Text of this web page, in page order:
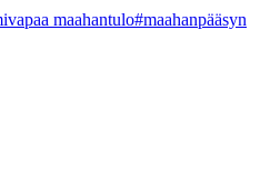
maahantulo#maahanpääsyn